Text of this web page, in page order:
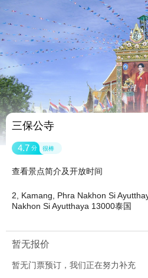
三保公寺
4.7 分 很棒
查看景点简介及开放时间
2, Kamang, Phra Nakhon Si
Nakhon Si Ayutthaya 13000泰国
暂无报价
暂无门票预订，我们正在努力补充
